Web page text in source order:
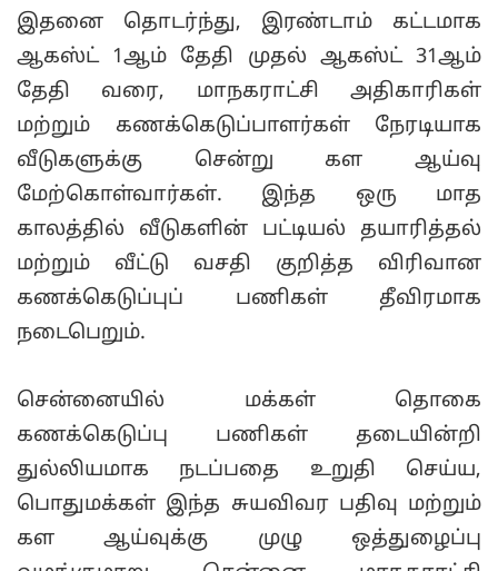
இதனை தொடர்ந்து, இரண்டாம் கட்டமாக
ஆகஸ்ட் 1ஆம் தேதி முதல் ஆகஸ்ட் 31ஆம்
தேதி வரை, மாநகராட்சி அதிகாரிகள்
மற்றும் கணக்கெடுப்பாளர்கள் நேரடியாக
வீடுகளுக்கு சென்று கள ஆய்வு
மேற்கொள்வார்கள். இந்த ஒரு மாத
காலத்தில் வீடுகளின் பட்டியல் தயாரித்தல்
மற்றும் வீட்டு வசதி குறித்த விரிவான
கணக்கெடுப்புப் பணிகள் தீவிரமாக
நடைபெறும்.
சென்னையில் மக்கள் தொகை
கணக்கெடுப்பு பணிகள் தடையின்றி
துல்லியமாக நடப்பதை உறுதி செய்ய,
பொதுமக்கள் இந்த சுயவிவர பதிவு மற்றும்
கள ஆய்வுக்கு முழு ஒத்துழைப்பு